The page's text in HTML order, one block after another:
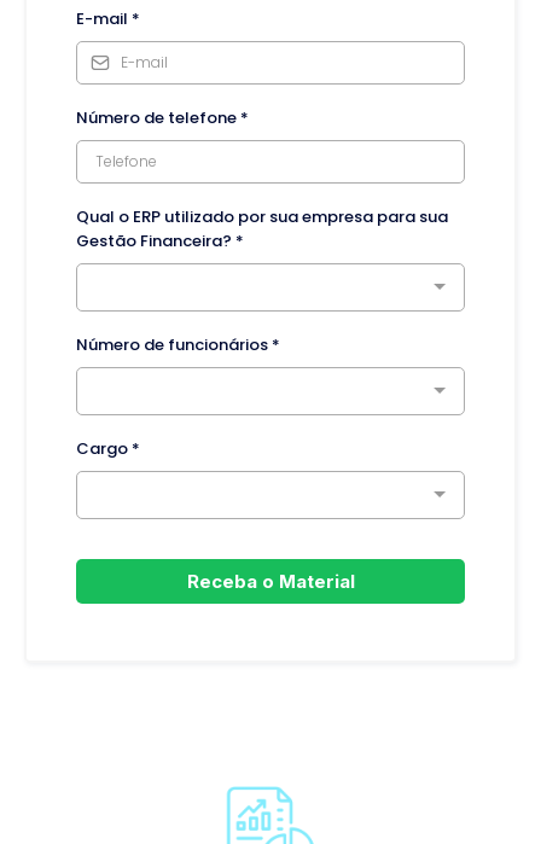
E-mail *
Número de telefone *
Qual o ERP utilizado por sua empresa para sua
Gestão Financeira? *
Número de funcionários *
Cargo *
Receba o Material